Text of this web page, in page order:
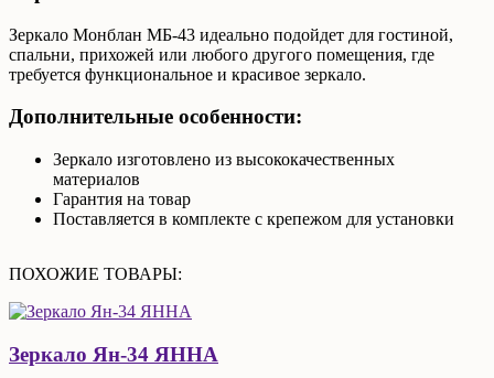
Зеркало Монблан МБ-43 идеально подойдет для гостиной,
спальни, прихожей или любого другого помещения, где
требуется функциональное и красивое зеркало.
Дополнительные особенности:
Зеркало изготовлено из высококачественных
материалов
Гарантия на товар
Поставляется в комплекте с крепежом для установки
ПОХОЖИЕ ТОВАРЫ:
Зеркало Ян-34 ЯННА